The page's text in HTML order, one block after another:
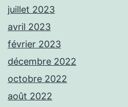
juillet 2023
avril 2023
février 2023
décembre 2022
octobre 2022
août 2022